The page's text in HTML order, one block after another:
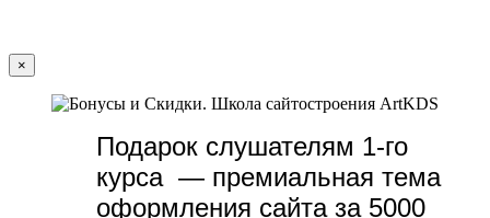
×
Подарок слушателям 1-го
курса — премиальная тема
оформления сайта за 5000